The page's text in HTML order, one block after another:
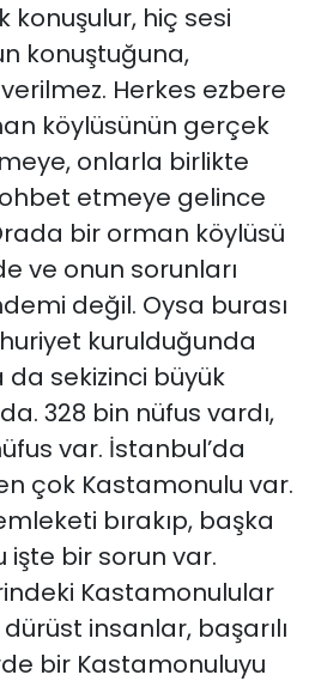
konuşulur, hiç sesi
konuştuğuna,
Herkes ezbere
köylüsünün gerçek
onlarla birlikte
etmeye gelince
bir orman köylüsü
ve onun sorunları
değil. Oysa burası
kurulduğunda
da sekizinci büyük
328 bin nüfus vardı,
var. İstanbul’da
çok Kastamonulu var.
bırakıp, başka
işte bir sorun var.
Kastamonulular
insanlar, başarılı
bir Kastamonuluyu